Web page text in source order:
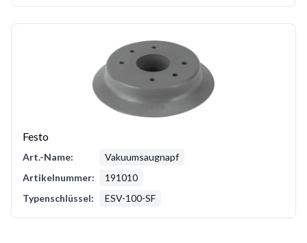
Festo
Art.-Name:
Vakuumsaugnapf
Artikelnummer:
191010
Typenschlüssel:
ESV-100-SF